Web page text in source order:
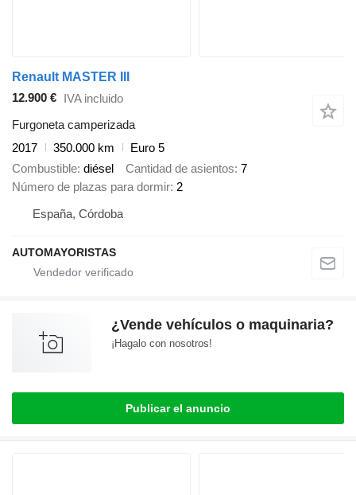
Renault MASTER III
12.900 € IVA incluido
Furgoneta camperizada
2017
350.000 km
Euro 5
Combustible diésel Cantidad de asientos 7
Número de plazas para dormir 2
España, Córdoba
AUTOMAYORISTAS
¿Vende vehículos o maquinaria?
¡Hagalo con nosotros!
Publicar el anuncio